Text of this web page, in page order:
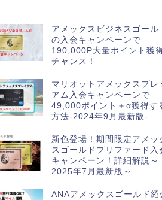
アメックスビジネスゴール
の入会キャンペーンで
190,000P大量ポイント獲
チャンス！
マリオットアメックスプレ
アム入会キャンペーンで
49,000ポイント＋α獲得す
方法-2024年9月最新版-
新色登場！期間限定アメッ
スゴールドプリファード入
キャンペーン！詳細解説～
2025年7月最新版～
ANAアメックスゴールド紹